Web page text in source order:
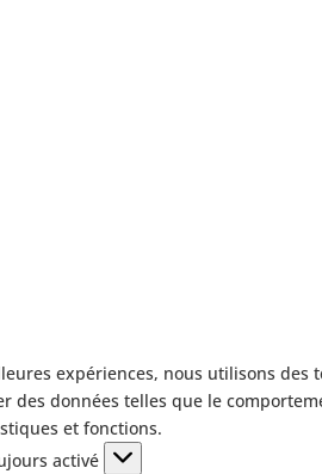
expériences, nous utilisons des
des données telles que le
et fonctions.
activé